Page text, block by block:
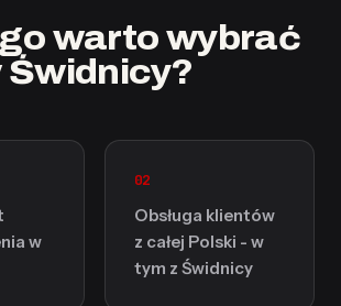
warto wybrać
Świdnicy?
w
02
Obsługa klientów
z całej Polski - w
tym z Świdnicy